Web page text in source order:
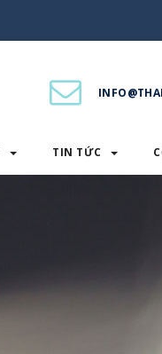
TIN TỨC